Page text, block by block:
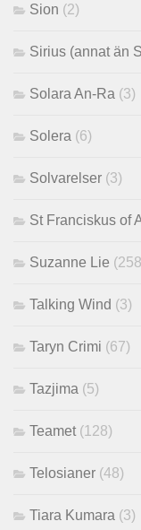
Sion (2)
Sirius (annat än
Solara An-Ra (3)
Solera (6)
Solvarelser (3)
St Franciskus of
Suzanne Lie
Talking Wind (3)
Taryn Crimi (67)
Tazjima (5)
Teamet (128)
Telosianer (48)
Tiara Kumara (3)